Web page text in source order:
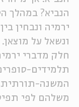
הנביא? במהלך
ירמיה ונבחין
ונשאל על
חלק מדברי
תלמידים-
המשנה-תורתית,
משלהם לפי